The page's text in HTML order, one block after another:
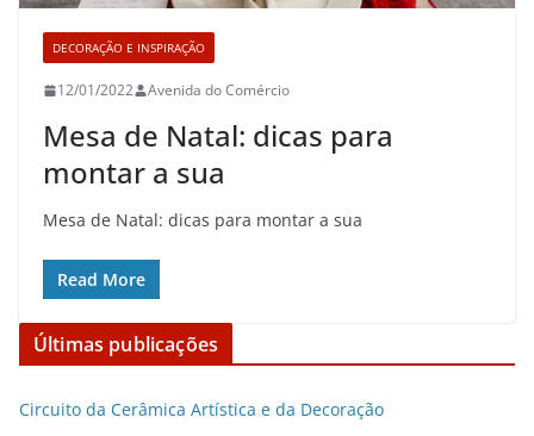
DECORAÇÃO E INSPIRAÇÃO
12/01/2022 Avenida do Comércio
Mesa de Natal: dicas para
montar a sua
Mesa de Natal: dicas para montar a sua
Read More
Últimas publicações
Circuito da Cerâmica Artística e da Decoração